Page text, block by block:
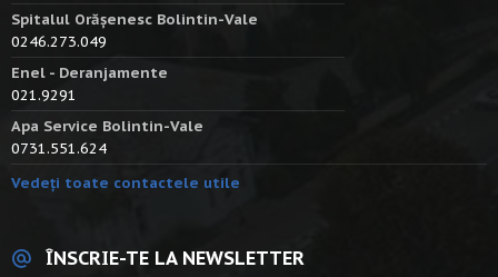
Spitalul Orășenesc Bolintin-Vale
0246.273.049
Enel - Deranjamente
021.9291
Apa Service Bolintin-Vale
0731.551.624
Vedeți toate contactele utile
ÎNSCRIE-TE LA NEWSLETTER